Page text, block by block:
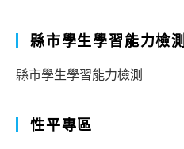
縣市學生學習能力檢測
縣市學生學習能力檢測
性平專區